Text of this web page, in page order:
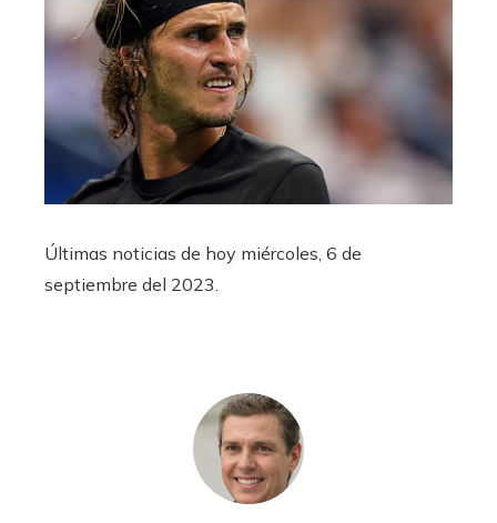
Últimas noticias de hoy miércoles, 6 de
septiembre del 2023.